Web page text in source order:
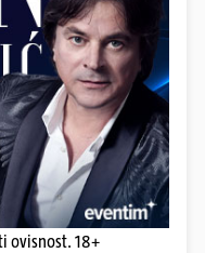
ovisnost. 18+